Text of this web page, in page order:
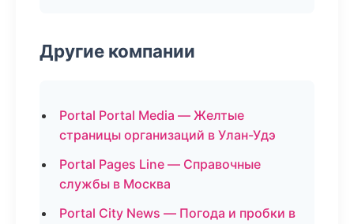
Другие компании
Portal Portal Media — Желтые
страницы организаций в Улан-Удэ
Portal Pages Line — Справочные
службы в Москва
Portal City News — Погода и пробки в